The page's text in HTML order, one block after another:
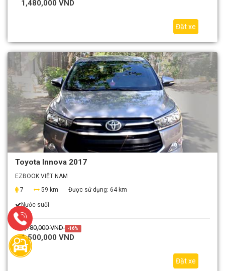
1,480,000 VND
Đặt xe
Toyota Innova 2017
EZBOOK VIỆT NAM
7
59 km Được sử dụng: 64 km
Nước suối
1,780,000 VND -16%
1,500,000 VND
Đặt xe